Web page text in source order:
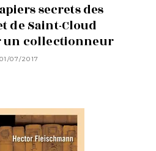
secrets des
de Saint-Cloud
un collectionneur
01/07/2017